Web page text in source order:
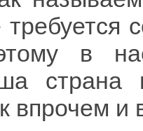
требуется
в
страна
впрочем и